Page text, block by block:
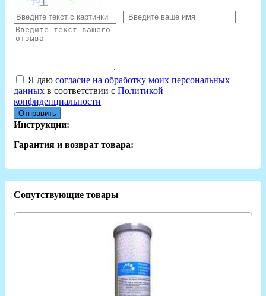
Я даю согласие на обработку моих персональных
данных в соответствии с Политикой
конфиденциальности
Отправить
Инструкции:
Гарантия и возврат товара:
Сопутствующие товары